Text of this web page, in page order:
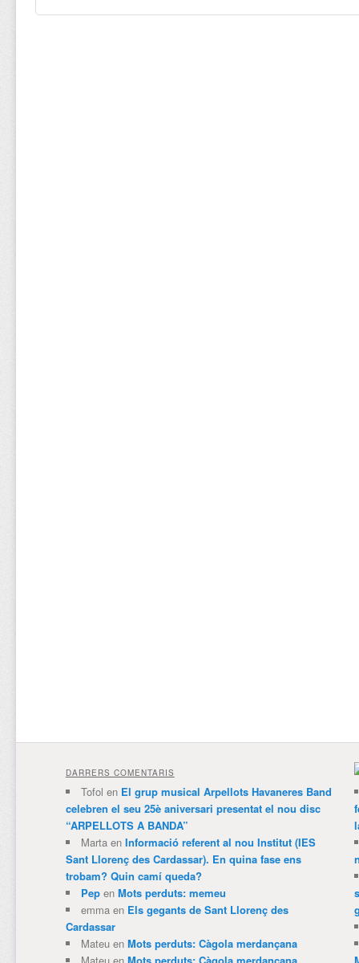
DARRERS COMENTARIS
Tofol en El grup musical Arpellots Havaneres Band
celebren el seu 25è aniversari presentat el nou disc
“ARPELLOTS A BANDA”
Martaen Informació referent al nou Institut (IES
Sant Llorenç des Cardassar). En quina fase ens
trobam? Quin camí queda?
Pepen Mots perduts: memeu
emmaen Els gegants de Sant Llorenç des
Cardassar
Mateuen Mots perduts: Càgola merdançana